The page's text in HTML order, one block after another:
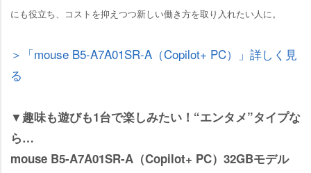
にも役立ち、コストを抑えつつ新しい働き方を取り入れたい人に。
＞「mouse B5-A7A01SR-A（Copilot+ PC）」詳しく見
る
▼趣味も遊びも1台で楽しみたい！“エンタメ”タイプな
ら…
mouse B5-A7A01SR-A（Copilot+ PC）32GBモデル